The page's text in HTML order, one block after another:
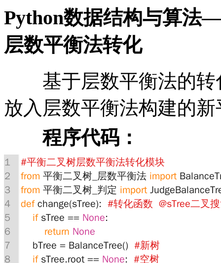
Python数据结构与算法
层数平衡法转化
基于层数平衡法的转
放入层数平衡法构建的
程序代码：